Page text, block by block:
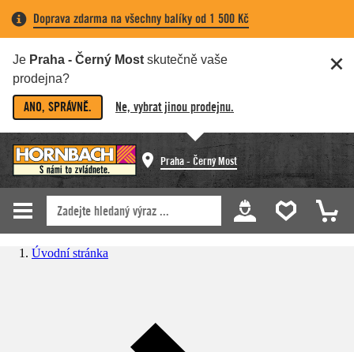
Doprava zdarma na všechny balíky od 1 500 Kč
Je Praha - Černý Most skutečně vaše
prodejna?
ANO, SPRÁVNĚ. Ne, vybrat jinou prodejnu.
Praha - Černý Most
Úvodní stránka